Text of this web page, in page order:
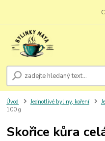
Úvod Jednotlivé byliny, koření
100 g
Skořice kůra